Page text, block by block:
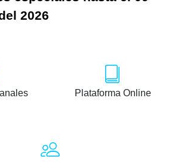
2026
Plataforma Online